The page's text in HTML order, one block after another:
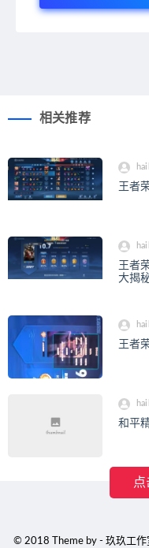
相关推荐
王者
王者
大揭
王者
和平
© 2018 Theme by - 玖玖工作